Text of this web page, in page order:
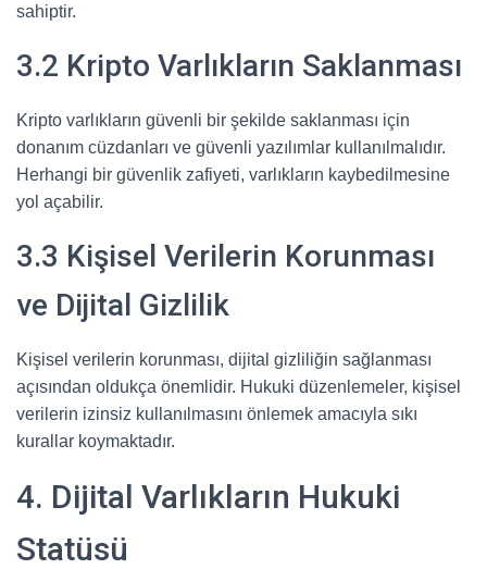
sahiptir.
3.2 Kripto Varlıkların Saklanması
Kripto varlıkların güvenli bir şekilde saklanması için
donanım cüzdanları ve güvenli yazılımlar kullanılmalıdır.
Herhangi bir güvenlik zafiyeti, varlıkların kaybedilmesine
yol açabilir.
3.3 Kişisel Verilerin Korunması
ve Dijital Gizlilik
Kişisel verilerin korunması, dijital gizliliğin sağlanması
açısından oldukça önemlidir. Hukuki düzenlemeler, kişisel
verilerin izinsiz kullanılmasını önlemek amacıyla sıkı
kurallar koymaktadır.
4. Dijital Varlıkların Hukuki
Statüsü